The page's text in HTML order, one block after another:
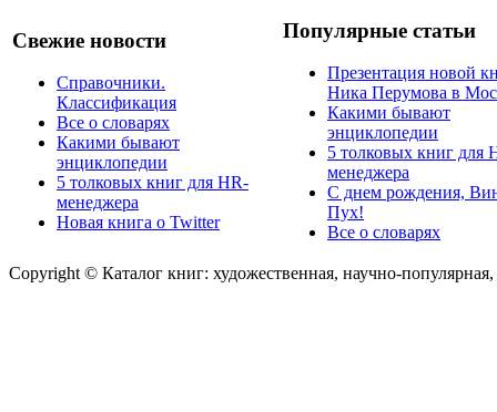
Свежие новости
Справочники.
Классификация
Все о словарях
Какими бывают
энциклопедии
5 толковых книг для HR-
менеджера
Новая книга о Twitter
Популярные статьи
Презентация новой
Ника Перумова в
Какими бывают
энциклопедии
5 толковых книг для
менеджера
С днем рождения,
Пух!
Все о словарях
Copyright © Каталог книг: художественная, научно-